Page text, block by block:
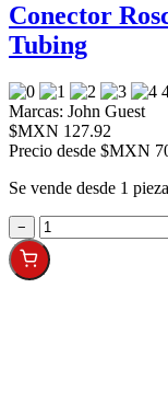
Conector
Tubing
Marcas: John Guest
$MXN 127.92
Precio desde $MXN
Se vende desde 1
−